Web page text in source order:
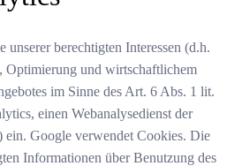
unserer berechtigten Interessen (d.h.
Optimierung und wirtschaftlichem
im Sinne des Art. 6 Abs. 1 lit.
einen Webanalysedienst der
Google verwendet Cookies. Die
Informationen über Benutzung des